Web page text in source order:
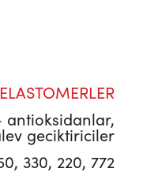
ELASTOMERLER
antioksidanlar,
geciktiriciler
330, 220, 772